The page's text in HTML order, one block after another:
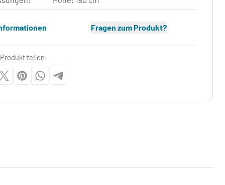
Fragen zum Produkt?
teilen: